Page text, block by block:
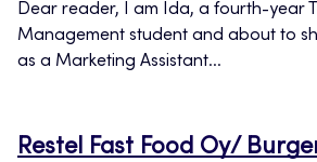
Dear reader, I am Ida, a fourth-year
Management student and about to
as a Marketing Assistant...
Restel Fast Food Oy/